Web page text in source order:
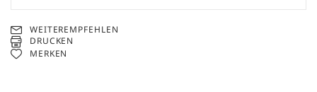
WEITEREMPFEHLEN
DRUCKEN
MERKEN